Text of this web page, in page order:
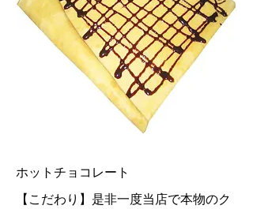
ホットチョコレート
【こだわり】是非一度当店で本物のク